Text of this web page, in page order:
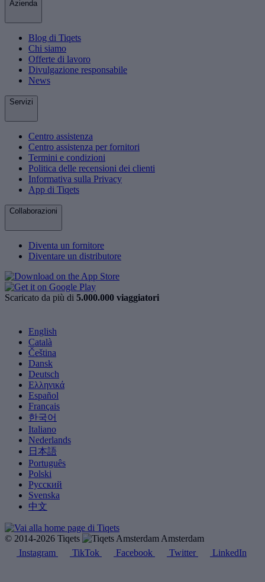
Azienda
Blog di Tiqets
Chi siamo
Offerte di lavoro
Divulgazione responsabile
News
Servizi
Centro assistenza
Centro assistenza per fornitori
Termini e condizioni
Politica delle recensioni dei clienti
Informativa sulla Privacy
App di Tiqets
Collaborazioni
Diventa un fornitore
Diventare un distributore
Scaricato da più di 5.000.000 viaggiatori
English
Català
Čeština
Dansk
Deutsch
Ελληνικά
Español
Français
한국어
Italiano
Nederlands
日本語
Português
Polski
Русский
Svenska
中文
© 2014-2026 Tiqets
Amsterdam
Instagram
TikTok Facebook Twitter LinkedIn